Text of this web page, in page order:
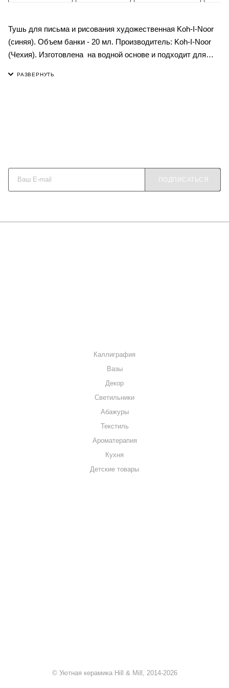
Тушь для письма и рисования художественная Koh-I-Noor
(синяя). Объем банки - 20 мл. Производитель: Koh-I-Noor
(Чехия). Изготовлена на водной основе и подходит для
ПОДПИСАТЬСЯ
Каллиграфия
Вазы
Декор
Светильники
Абажуры
Текстиль
Ароматерапия
Кухня
Детские товары
© Уютная керамика Hill & Mill, 2014-2026